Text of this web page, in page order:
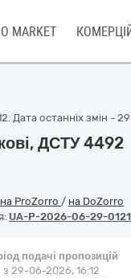
MARKET
Дата останніх змін -
ДСТУ 4492
на ProZorro / на DoZorro
UA-P-2026-06-29-
подачі пропозицій
з 29-06-2026, 16:12